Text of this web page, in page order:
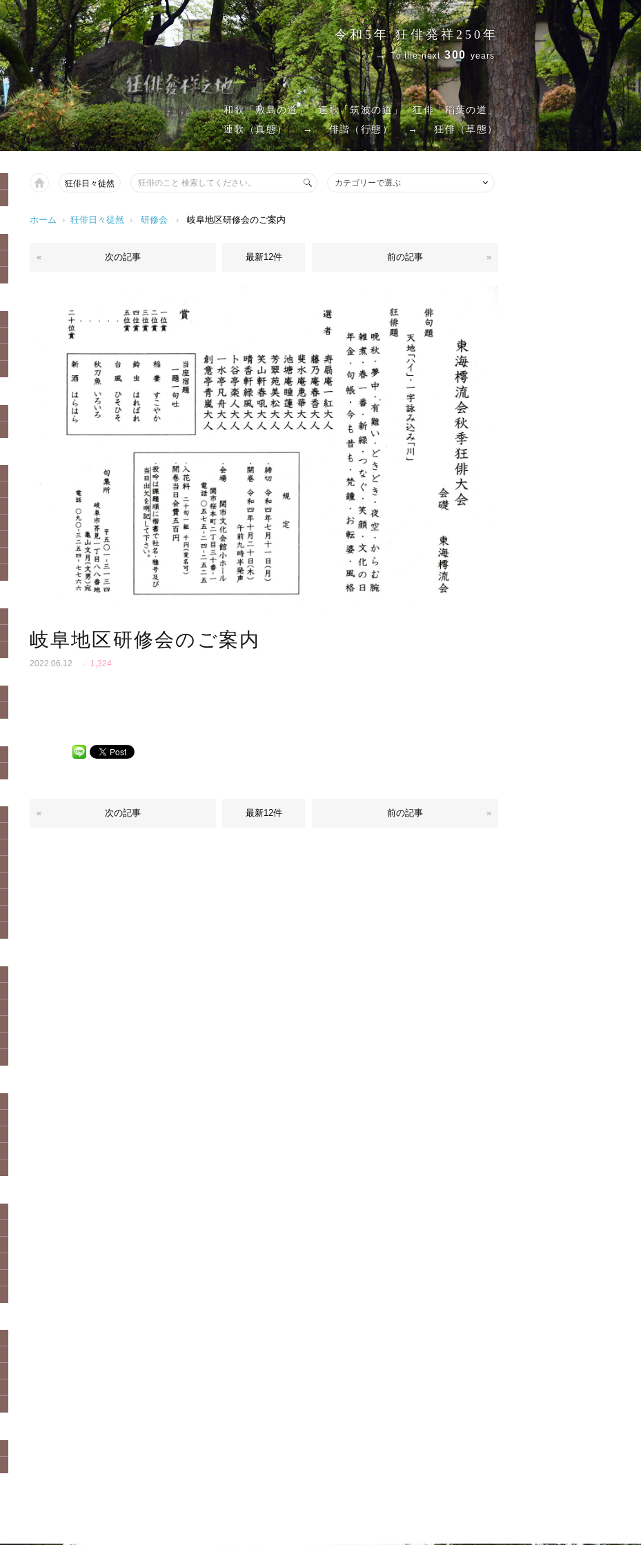
令和5年 狂俳発祥250年
→To the next300 years
和歌「敷島の道」 連歌「筑波の道」
狂俳「稲葉の道」
連歌（真態）
→ 俳諧（行態） → 狂俳（草態）
狂俳日々徒然
ホーム › 狂俳日々徒然 › 研修会 › 岐阜地区研修会のご案内
次の記事
« 最新12件 前の記事 »
岐阜地区研修会のご案内
2022.06.12 ✓ 1,324
次の記事
« 最新12件 前の記事 »